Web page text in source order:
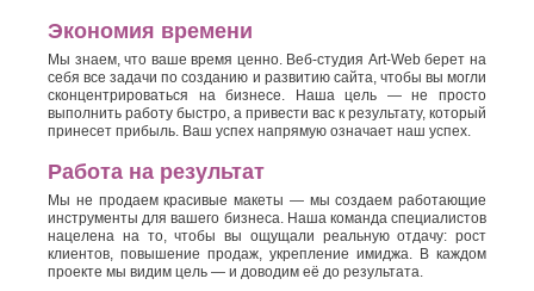
Экономия времени
Мы знаем, что ваше время ценно. Веб-студия Art-Web берет на
себя все задачи по созданию и развитию сайта, чтобы вы могли
сконцентрироваться на бизнесе. Наша цель — не просто
выполнить работу быстро, а привести вас к результату, который
принесет прибыль. Ваш успех напрямую означает наш успех.
Работа на результат
Мы не продаем красивые макеты — мы создаем работающие
инструменты для вашего бизнеса. Наша команда специалистов
нацелена на то, чтобы вы ощущали реальную отдачу: рост
клиентов, повышение продаж, укрепление имиджа. В каждом
проекте мы видим цель — и доводим её до результата.